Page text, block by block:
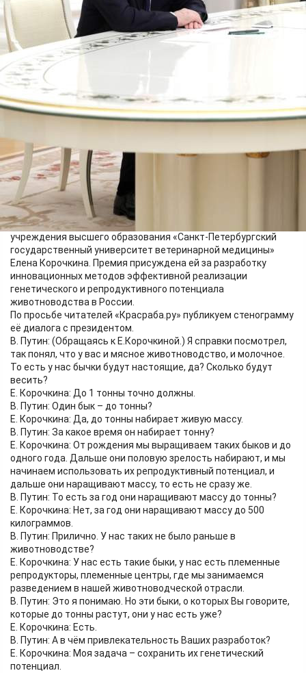
08.02.2025 07:57
Фото:
Сергей Савостьянов / ТАСС
В преддверии Дня российской науки, отмечаемого 8
февраля, Владимир Путин вручил в Кремле премии
президента в области науки и инноваций молодым учёным за
2024 год.
Среди награждённых - и наша землячка, доктор
ветеринарных наук, профессор кафедры федерального
государственного бюджетного образовательного
учреждения высшего образования «Санкт-Петербургский
государственный университет ветеринарной медицины»
Елена Корочкина. Премия присуждена ей за разработку
инновационных методов эффективной реализации
генетического и репродуктивного потенциала
животноводства в России.
По просьбе читателей «Красраба.ру» публикуем стенограмму
её диалога с президентом.
В. Путин: (Обращаясь к Е.Корочкиной.) Я справки посмотрел,
так понял, что у вас и мясное животноводство, и молочное.
То есть у нас бычки будут настоящие, да? Сколько будут
весить?
Е. Корочкина: До 1 тонны точно должны.
В. Путин: Один бык – до тонны?
Е. Корочкина: Да, до тонны набирает живую массу.
В. Путин: За какое время он набирает тонну?
Е. Корочкина: От рождения мы выращиваем таких быков и до
одного года. Дальше они половую зрелость набирают, и мы
начинаем использовать их репродуктивный потенциал, и
дальше они наращивают массу, то есть не сразу же.
В. Путин: То есть за год они наращивают массу до тонны?
Е. Корочкина: Нет, за год они наращивают массу до 500
килограммов.
В. Путин: Прилично. У нас таких не было раньше в
животноводстве?
Е. Корочкина: У нас есть такие быки, у нас есть племенные
репродукторы, племенные центры, где мы занимаемся
разведением в нашей животноводческой отрасли.
В. Путин: Это я понимаю. Но эти быки, о которых Вы говорите,
которые до тонны растут, они у нас есть уже?
Е. Корочкина: Есть.
В. Путин: А в чём привлекательность Ваших разработок?
Е. Корочкина: Моя задача – сохранить их генетический
потенциал.